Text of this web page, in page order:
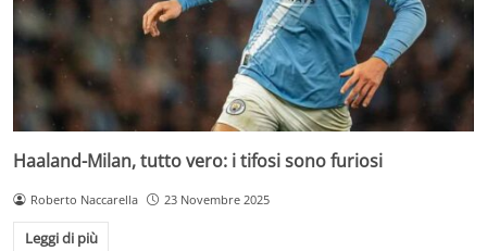
Haaland-Milan, tutto vero: i tifosi sono furiosi
Roberto Naccarella 23 Novembre 2025
Leggi di più